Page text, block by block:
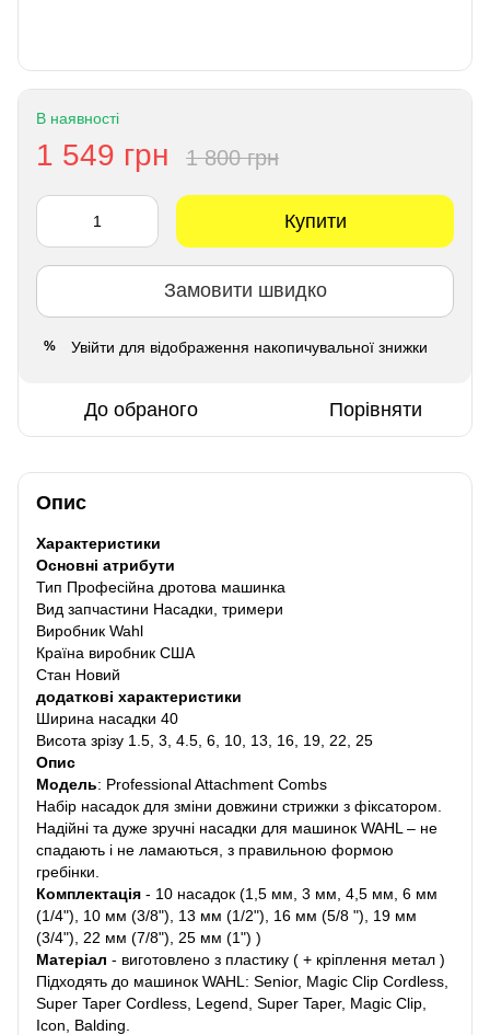
В наявності
1 549 грн 1 800 грн
Купити
Замовити швидко
% Увійти для відображення накопичувальної знижки
До обраного Порівняти
Опис
Характеристики
Основні атрибути
Тип Професійна дротова машинка
Вид запчастини Насадки, тримери
Виробник Wahl
Країна виробник США
Стан Новий
додаткові характеристики
Ширина насадки 40
Висота зрізу 1.5, 3, 4.5, 6, 10, 13, 16, 19, 22, 25
Опис
Модель: Professional Attachment Combs
Набір насадок для зміни довжини стрижки з фіксатором.
Надійні та дуже зручні насадки для машинок WAHL – не
спадають і не ламаються, з правильною формою
гребінки.
Комплектація - 10 насадок (1,5 мм, 3 мм, 4,5 мм, 6 мм
(1/4"), 10 мм (3/8"), 13 мм (1/2"), 16 мм (5/8 "), 19 мм
(3/4"), 22 мм (7/8"), 25 мм (1") )
Матеріал - виготовлено з пластику ( + кріплення метал )
Підходять до машинок WAHL: Senior, Magic Clip Cordless,
Super Taper Cordless, Legend, Super Taper, Magic Clip,
Icon, Balding.